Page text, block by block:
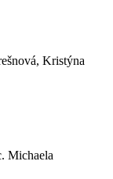
Kristýna
Michaela